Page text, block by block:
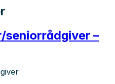
seniorrådgiver –